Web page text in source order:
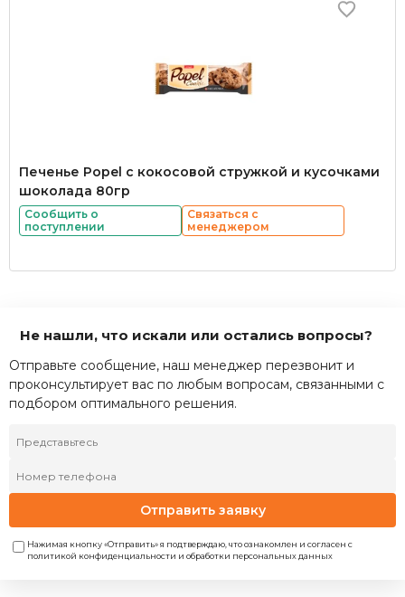
Печенье Popel с кокосовой стружкой и кусочками
шоколада 80гр
Сообщить о
поступлении
Связаться с
менеджером
Не нашли, что искали или остались вопросы?
Отправьте сообщение, наш менеджер перезвонит и
проконсультирует вас по любым вопросам, связанными с
подбором оптимального решения.
Отправить заявку
Нажимая кнопку «Отправить» я подтверждаю, что ознакомлен и согласен с
политикой конфиденциальности и обработки персональных данных